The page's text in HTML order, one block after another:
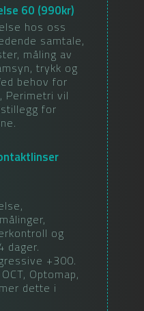
60 (990kr)
hos oss
samtale,
måling av
trykk og
behov for
Perimetri vil
for
og
dager.
+300.
Optomap,
dette i